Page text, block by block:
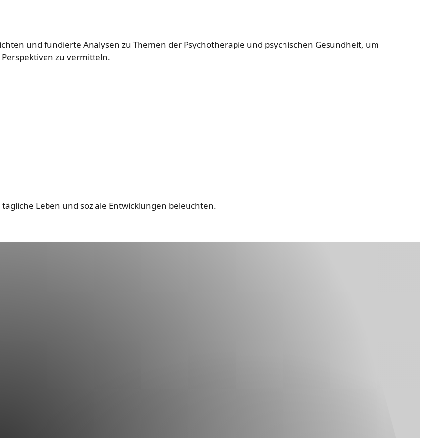
und fundierte Analysen zu Themen der Psychotherapie und psychischen Gesundheit, um
zu vermitteln.
Leben und soziale Entwicklungen beleuchten.